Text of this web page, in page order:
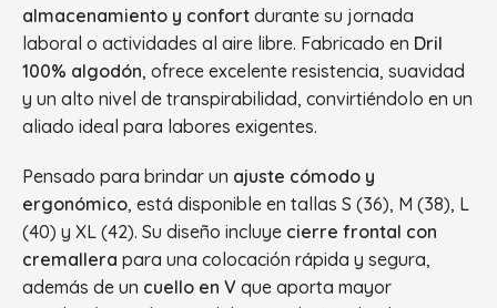
almacenamiento y confort durante su jornada
laboral o actividades al aire libre. Fabricado en Dril
100% algodón, ofrece excelente resistencia, suavidad
y un alto nivel de transpirabilidad, convirtiéndolo en un
aliado ideal para labores exigentes.
Pensado para brindar un ajuste cómodo y
ergonómico, está disponible en tallas S (36), M (38), L
(40) y XL (42). Su diseño incluye cierre frontal con
cremallera para una colocación rápida y segura,
además de un cuello en V que aporta mayor